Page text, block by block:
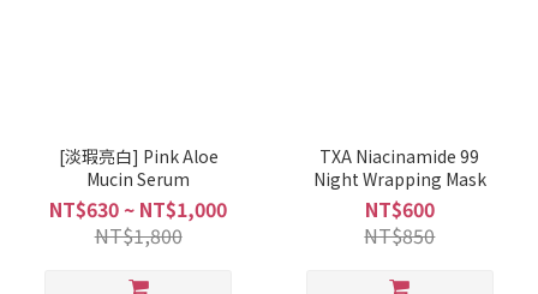
[淡瑕亮白] Pink Aloe
Mucin Serum
NT$630 ~ NT$1,000
NT$1,800
TXA Niacinamide 99
Night Wrapping Mask
NT$600
NT$850